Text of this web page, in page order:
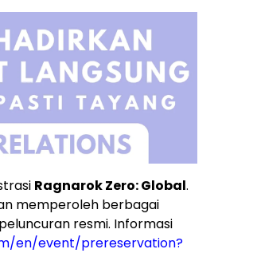
Ragnarok Zero: Global.
memperoleh berbagai
resmi. Informasi
en/event/prereservation?